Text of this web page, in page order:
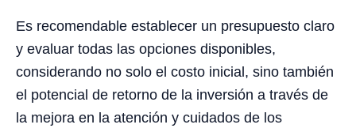
Es recomendable establecer un presupuesto claro
y evaluar todas las opciones disponibles,
considerando no solo el costo inicial, sino también
el potencial de retorno de la inversión a través de
la mejora en la atención y cuidados de los